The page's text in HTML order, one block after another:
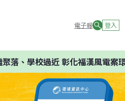
電子報 登入
、學校過近 彰化福漢風電案環